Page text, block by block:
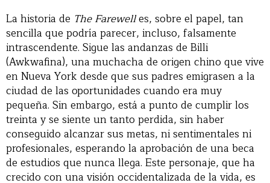
La historia de The Farewelles, sobre el papel, tan
sencilla que podría parecer, incluso, falsamente
intrascendente. Sigue las andanzas de Billi
(Awkwafina), una muchacha de origen chino que vive
en Nueva York desde que sus padres emigrasen a la
ciudad de las oportunidades cuando era muy
pequeña. Sin embargo, está a punto de cumplir los
treinta y se siente un tanto perdida, sin haber
conseguido alcanzar sus metas, ni sentimentales ni
profesionales, esperando la aprobación de una beca
de estudios que nunca llega. Este personaje, que ha
crecido con una visión occidentalizada de la vida, es